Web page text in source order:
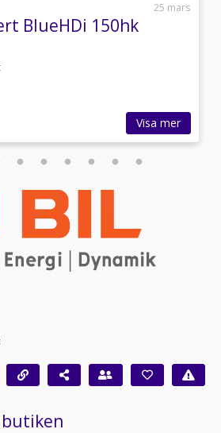
25 mars
BlueHDi 150hk
Visa mer